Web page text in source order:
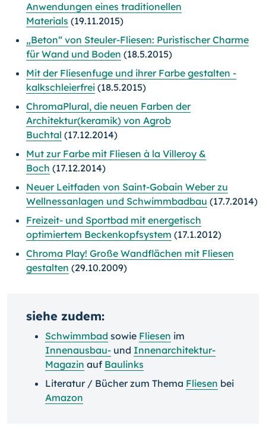
Anwendungen eines traditionellen
Materials (19.11.2015)
„Beton“ von Steuler-Fliesen: Puristischer Charme
für Wand und Boden (18.5.2015)
Mit der Fliesenfuge und ihrer Farbe gestalten -
kalkschleierfrei (18.5.2015)
ChromaPlural, die neuen Farben der
Architektur(keramik) von Agrob
Buchtal (17.12.2014)
Mut zur Farbe mit Fliesen à la Villeroy &
Boch (17.12.2014)
Neuer Leitfaden von Saint-Gobain Weber zu
Wellnessanlagen und Schwimmbadbau (17.7.2014)
Freizeit- und Sportbad mit energetisch
optimiertem Beckenkopfsystem (17.1.2012)
Chroma Play! Große Wandflächen mit Fliesen
gestalten (29.10.2009)
siehe zudem:
Schwimmbad sowie Fliesen im
Innenausbau- und Innenarchitektur-
Magazin auf Baulinks
Literatur / Bücher zum Thema Fliesen bei
Amazon